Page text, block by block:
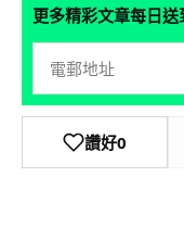
更多精彩文章每日
讚好0